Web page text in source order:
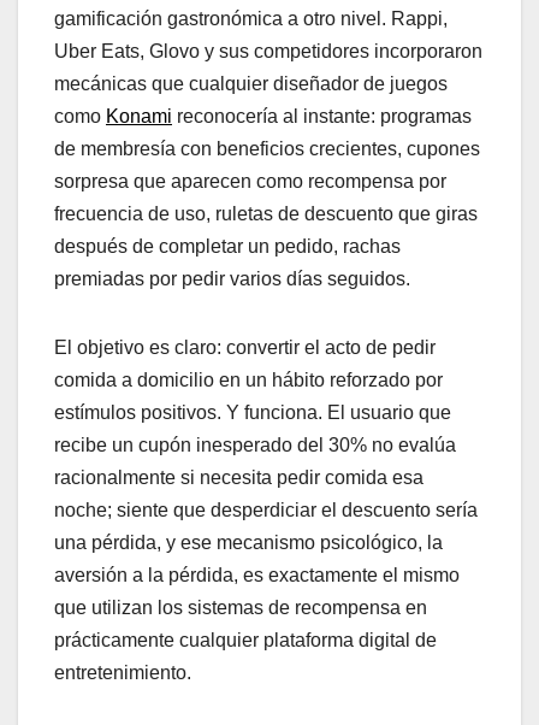
gamificación gastronómica a otro nivel. Rappi,
Uber Eats, Glovo y sus competidores incorporaron
mecánicas que cualquier diseñador de juegos
como Konami reconocería al instante: programas
de membresía con beneficios crecientes, cupones
sorpresa que aparecen como recompensa por
frecuencia de uso, ruletas de descuento que giras
después de completar un pedido, rachas
premiadas por pedir varios días seguidos.
El objetivo es claro: convertir el acto de pedir
comida a domicilio en un hábito reforzado por
estímulos positivos. Y funciona. El usuario que
recibe un cupón inesperado del 30% no evalúa
racionalmente si necesita pedir comida esa
noche; siente que desperdiciar el descuento sería
una pérdida, y ese mecanismo psicológico, la
aversión a la pérdida, es exactamente el mismo
que utilizan los sistemas de recompensa en
prácticamente cualquier plataforma digital de
entretenimiento.